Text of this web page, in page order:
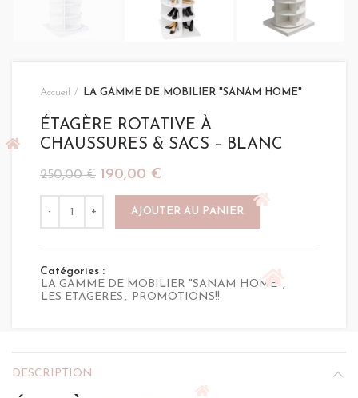
Accueil LA GAMME DE MOBILIER "SANAM HOME"
ÉTAGÈRE ROTATIVE À
CHAUSSURES & SACS – BLANC
250,00€ Le
initial
était :
190,00 €
actuel
quantité de ÉTAGÈRE ROTATIVE À CHAUSSURES & SACS -
AJOUTER AU PANIER
Catégories :
LA GAMME DE MOBILIER "SANAM HOME" ,
LES ETAGERES , PROMOTIONS!!
DESCRIPTION